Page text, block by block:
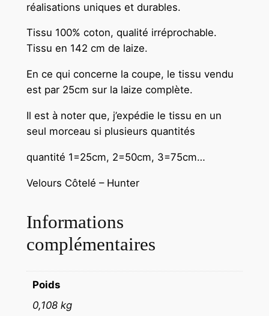
réalisations uniques et durables.
Tissu 100% coton, qualité irréprochable.
Tissu en 142 cm de laize.
En ce qui concerne la coupe, le tissu vendu
est par 25cm sur la laize complète.
Il est à noter que, j’expédie le tissu en un
seul morceau si plusieurs quantités
quantité 1=25cm, 2=50cm, 3=75cm…
Velours Côtelé – Hunter
Informations
complémentaires
Poids
0,108 kg